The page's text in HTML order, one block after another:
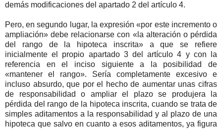
demás modificaciones del apartado 2 del artículo 4.
Pero, en segundo lugar, la expresión «por este incremento o
ampliación» debe relacionarse con «la alteración o pérdida
del rango de la hipoteca inscrita» a que se refiere
inicialmente el propio apartado 3 del artículo 4 y con la
referencia en el inciso siguiente a la posibilidad de
«mantener el rango». Sería completamente excesivo e
incluso absurdo, que por el hecho de aumentar unas cifras
de responsabilidad o ampliar el plazo se produjera la
pérdida del rango de la hipoteca inscrita, cuando se trata de
simples aditamentos a la responsabilidad y al plazo de una
hipoteca que salvo en cuanto a esos aditamentos, ya figura